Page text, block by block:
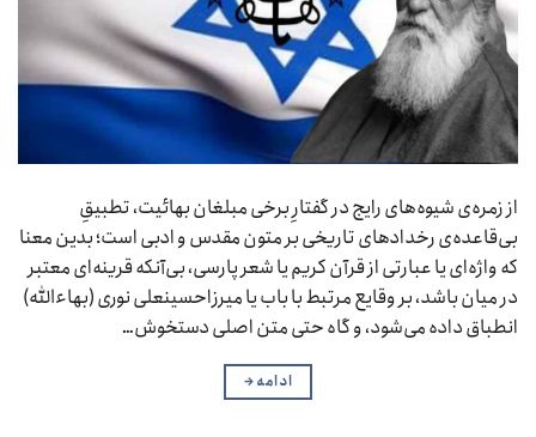
از زمره‌ی شیوه‌های رایج در گفتارِ برخی مبلغان بهائیت، تطبیقِ
بی‌قاعده‌ی رخدادهای تاریخی بر متون مقدس و ادبی است؛ بدین معنا
که واژه‌ای یا عبارتی از قرآن کریم یا شعر پارسی، بی‌آنکه قرینه‌ای معتبر
در میان باشد، بر وقایع مرتبط با باب یا میرزاحسینعلی نوری (بهاءالله)
انطباق داده می‌شود، و گاه حتی متن اصلی دستخوش…
ادامه→